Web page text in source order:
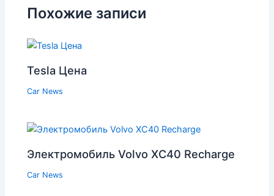
Похожие записи
Tesla Цена
Car News
Электромобиль Volvo XC40 Recharge
Car News